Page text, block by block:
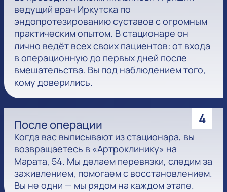
ведущий врач Иркутска по
эндопротезированию суставов с огромным
практическим опытом. В стационаре он
лично ведёт всех своих пациентов: от входа
в операционную до первых дней после
вмешательства. Вы под наблюдением того,
кому доверились.
4
После операции
Когда вас выписывают из стационара, вы
возвращаетесь в «Артроклинику» на
Марата, 54. Мы делаем перевязки, следим за
заживлением, помогаем с восстановлением.
Вы не одни — мы рядом на каждом этапе.